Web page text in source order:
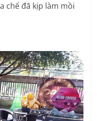
chế đã kịp làm mồi